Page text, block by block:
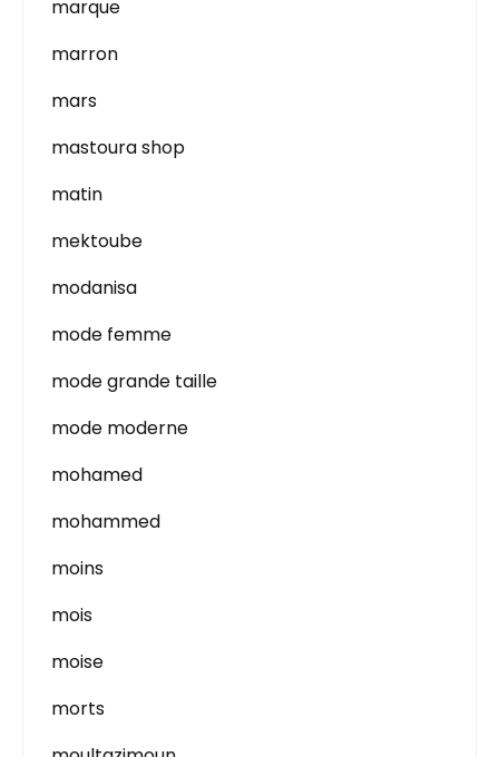
marque
marron
mars
mastoura shop
matin
mektoube
modanisa
mode femme
mode grande taille
mode moderne
mohamed
mohammed
moins
mois
moise
morts